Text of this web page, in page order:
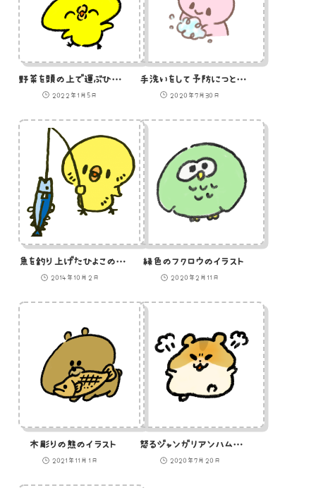
野菜を頭の上で運ぶひよこのイラスト
2022年1月5日
手洗いをして予防につとめるうさぎのイラスト
2020年7月30日
魚を釣り上げたひよこのイラスト
2014年10月2日
緑色のフクロウのイラスト
2020年2月11日
木彫りの熊のイラスト
2021年11月1日
怒るジャンガリアンハムスターのイラスト
2020年7月20日